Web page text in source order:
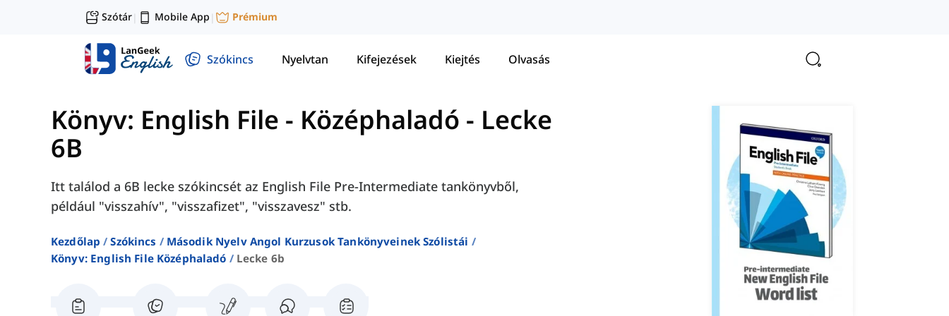
Szótár| Mobile App | Prémium
Szókincs Nyelvtan Kifejezések Kiejtés Olvasás
Könyv: English File - Középhaladó - Lecke
6B
Itt találod a 6B lecke szókincsét az English File Pre-Intermediate tankönyvből,
például "visszahív", "visszafizet", "visszavesz" stb.
Kezdőlap Szókincs
Második Nyelv Angol Kurzusok Tankönyveinek Szólistái
Könyv: English File Középhaladó
Lecke 6b